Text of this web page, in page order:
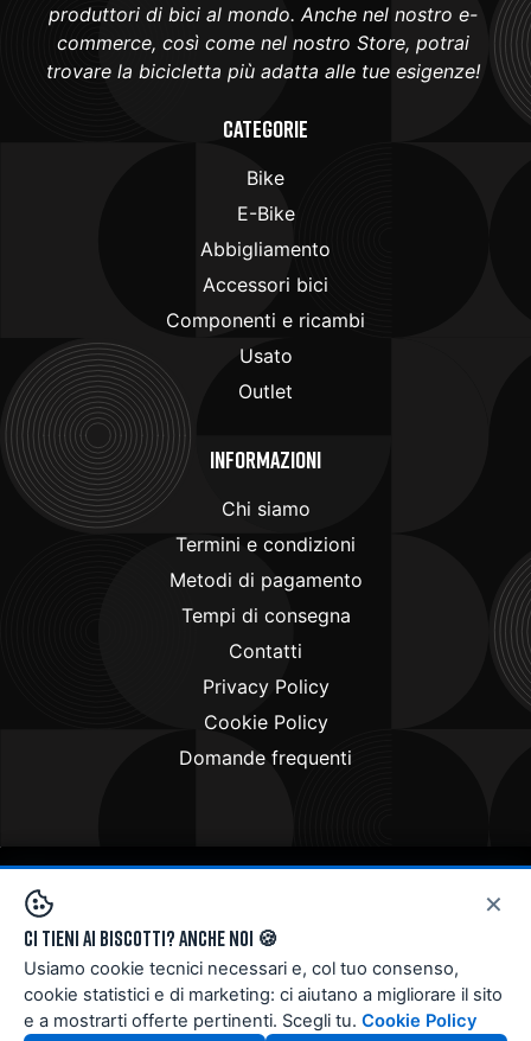
produttori di bici al mondo. Anche nel nostro e-
commerce, così come nel nostro Store, potrai
trovare la bicicletta più adatta alle tue esigenze!
Categorie
Bike
E-Bike
Abbigliamento
Accessori bici
Componenti e ricambi
Usato
Outlet
Informazioni
Chi siamo
Termini e condizioni
Metodi di pagamento
Tempi di consegna
Contatti
Privacy Policy
Cookie Policy
Domande frequenti
Copyright © 2024 . All rights reserved
×
Ci tieni ai biscotti? Anche noi 🍪
Usiamo cookie tecnici necessari e, col tuo consenso,
cookie statistici e di marketing: ci aiutano a migliorare il sito
e a mostrarti offerte pertinenti. Scegli tu. Cookie Policy